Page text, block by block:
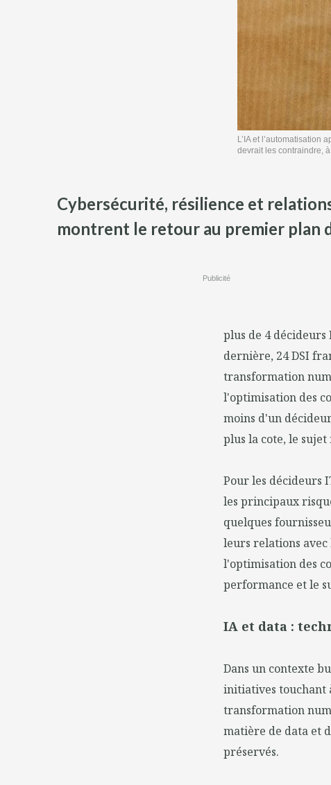
L’IA et
devrait les contraindre,
Cybersécurité, résilience et
montrent le retour au premier plan
Publicité
plus de 4 décideurs
dernière, 24 DSI
transformation
l'optimisation des
moins d'un
plus la cote, le
Pour les décideurs
les principaux
quelques
leurs relations
l'optimisation des
performance et le
IA et data :
Dans un contexte
initiatives touchant
transformation
matière de data et
préservés.